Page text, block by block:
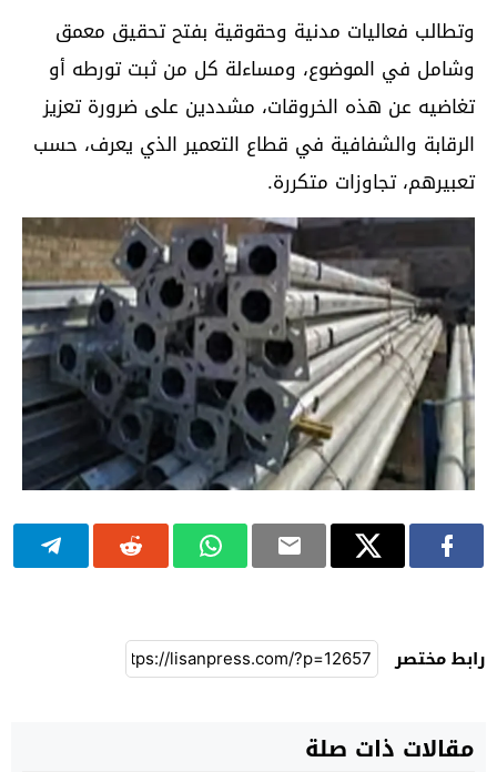
وتطالب فعاليات مدنية وحقوقية بفتح تحقيق معمق
وشامل في الموضوع، ومساءلة كل من ثبت تورطه أو
تغاضيه عن هذه الخروقات، مشددين على ضرورة تعزيز
الرقابة والشفافية في قطاع التعمير الذي يعرف، حسب
تعبيرهم، تجاوزات متكررة.
رابط مختصر
مقالات ذات صلة